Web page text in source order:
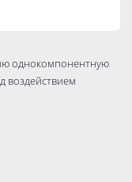
однокомпонентную
воздействием